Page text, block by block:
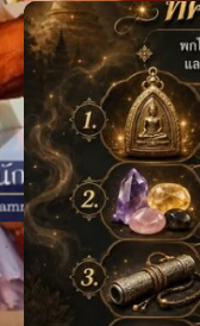
สายมูแบบเข้าใจง่าย พร้อ